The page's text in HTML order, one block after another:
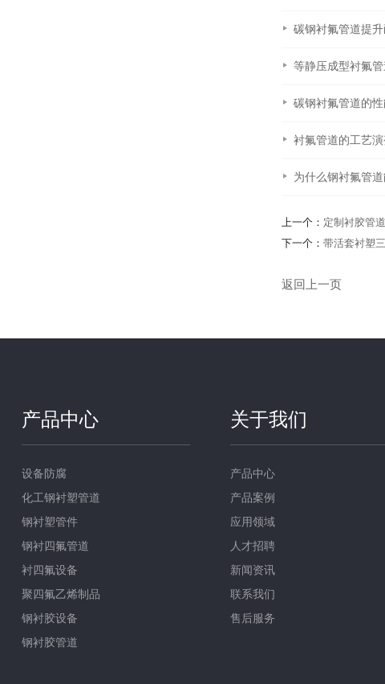
碳钢衬氟管道提
等静压成型衬氟
碳钢衬氟管道的
衬氟管道的工艺
为什么钢衬氟管
上一个： 定制衬胶管
下一个： 带活套衬塑
返回上一页
产品中心
设备防腐
化工钢衬塑管道
钢衬塑管件
钢衬四氟管道
衬四氟设备
聚四氟乙烯制品
钢衬胶设备
钢衬胶管道
关于我们
产品中心
产品案例
应用领域
人才招聘
新闻资讯
联系我们
售后服务